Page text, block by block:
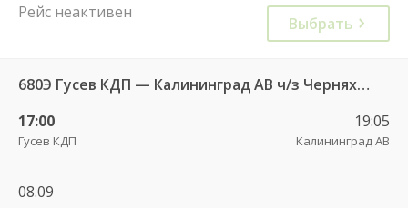
Рейс неактивен
Выбрать
680Э Гусев КДП — Калининград АВ ч/з Черняховск АС
17:00
Гусев КДП
19:05
Калининград АВ
08.09